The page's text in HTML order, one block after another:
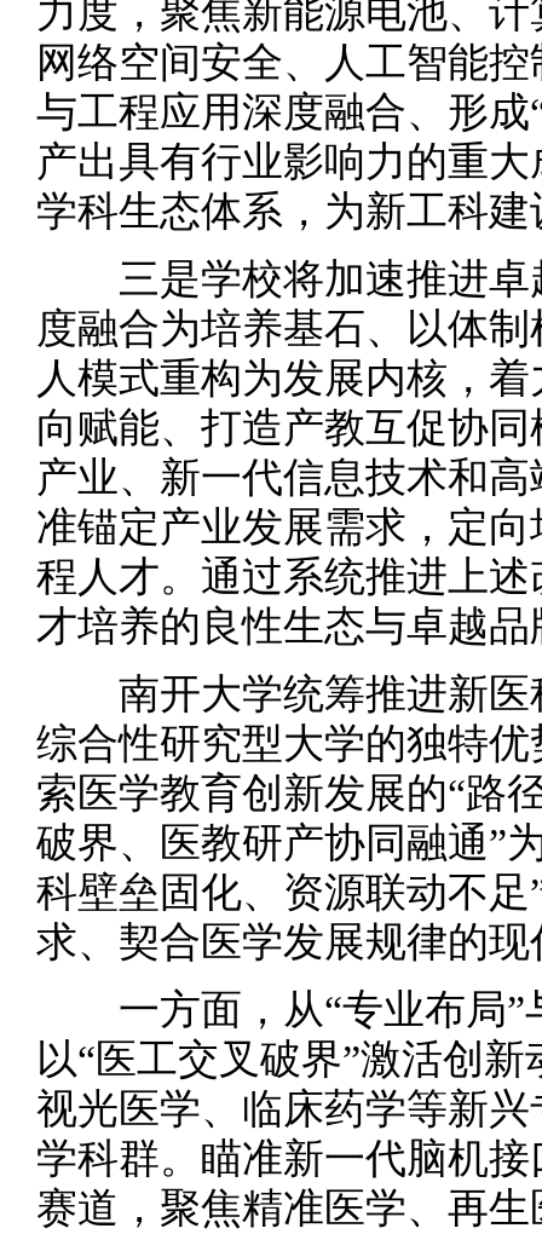
力度，聚焦新能源电池、
网络空间安全、人工智能
与工程应用深度融合、形
产出具有行业影响力的重
学科生态体系，为新工科
三是学校将加速推进卓
度融合为培养基石、以体
人模式重构为发展内核，
向赋能、打造产教互促协
产业、新一代信息技术和
准锚定产业发展需求，定
程人才。通过系统推进上
才培养的良性生态与卓越品
南开大学统筹推进新医
综合性研究型大学的独特
索医学教育创新发展的“
破界、医教研产协同融通”
科壁垒固化、资源联动不
求、契合医学发展规律的
一方面，从“专业布局”
以“医工交叉破界”激活创
视光医学、临床药学等新
学科群。瞄准新一代脑机
赛道，聚焦精准医学、再